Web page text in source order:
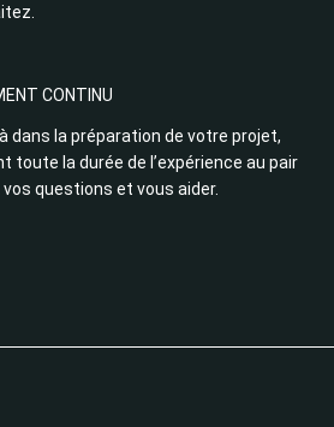
CONTINU
dans la préparation de votre projet,
toute la durée de l’expérience au pair
questions et vous aider.